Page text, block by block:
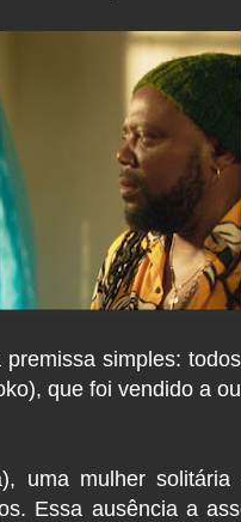
simples:
que foi vendido a
uma mulher
Essa ausência a